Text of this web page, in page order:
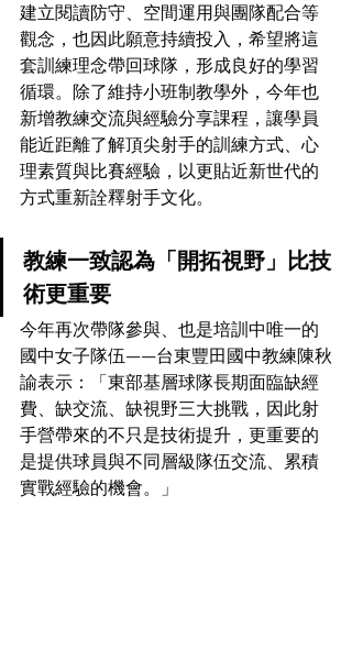
建立閱讀防守、空間運用與團隊配合等
觀念，也因此願意持續投入，希望將這
套訓練理念帶回球隊，形成良好的學習
循環。除了維持小班制教學外，今年也
新增教練交流與經驗分享課程，讓學員
能近距離了解頂尖射手的訓練方式、心
理素質與比賽經驗，以更貼近新世代的
方式重新詮釋射手文化。
教練一致認為「開拓視野」比技
術更重要
今年再次帶隊參與、也是培訓中唯一的
國中女子隊伍——台東豐田國中教練陳秋
諭表示：「東部基層球隊長期面臨缺經
費、缺交流、缺視野三大挑戰，因此射
手營帶來的不只是技術提升，更重要的
是提供球員與不同層級隊伍交流、累積
實戰經驗的機會。」